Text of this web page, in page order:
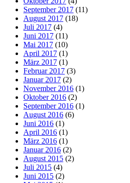
September 2017 (11)
August 2017 (18)
Juli 2017 (4)
Juni 2017 (11)
Mai 2017 (10)
April 2017 (1)
März 2017 (1)
Februar 2017 (3)
Januar 2017 (2)
November 2016 (1)
Oktober 2016 (2)
September 2016 (1)
August 2016 (6)
Juni 2016 (1)
April 2016 (1)
März 2016 (1)
Januar 2016 (2)
August 2015 (2)
Juli 2015 (4)
Juni 2015 (2)